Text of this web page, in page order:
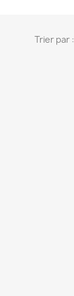
Trier par :